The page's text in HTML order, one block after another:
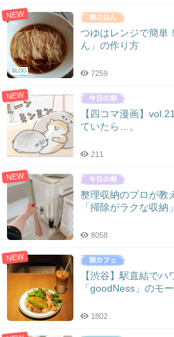
NEW
BLOG
つゆはレンジで簡単
ん」の作り方
7259
NEW
【四コマ漫画】
ていたら…。
211
NEW
整理収納のプロが教
「掃除がラクな収納
8058
NEW
【渋谷】駅直結で
「goodNess」のモ
1802